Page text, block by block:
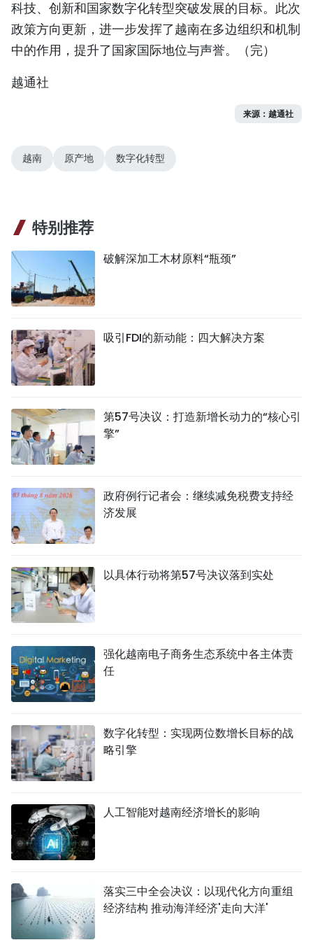
科技、创新和国家数字化转型突破发展的目标。此次
政策方向更新，进一步发挥了越南在多边组织和机制
中的作用，提升了国家国际地位与声誉。（完）
越通社
来源：越通社
越南 原产地 数字化转型
特别推荐
破解深加工木材原料“瓶颈”
吸引FDI的新动能：四大解决方案
第57号决议：打造新增长动力的“核心引
擎”
政府例行记者会：继续减免税费支持经
济发展
以具体行动将第57号决议落到实处
强化越南电子商务生态系统中各主体责
任
数字化转型：实现两位数增长目标的战
略引擎
人工智能对越南经济增长的影响
落实三中全会决议：以现代化方向重组
经济结构 推动海洋经济'走向大洋'